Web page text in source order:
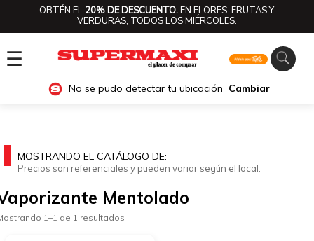
OBTÉN EL 20% DE DESCUENTO.EN FLORES, FRUTAS Y
VERDURAS, TODOS LOS MIÉRCOLES.
☰
No se pudo detectar tu ubicación Cambiar
MOSTRANDO EL CATÁLOGO DE:
Precios son referenciales y pueden variar según el local.
Mentolado
1–1 de 1 resultados